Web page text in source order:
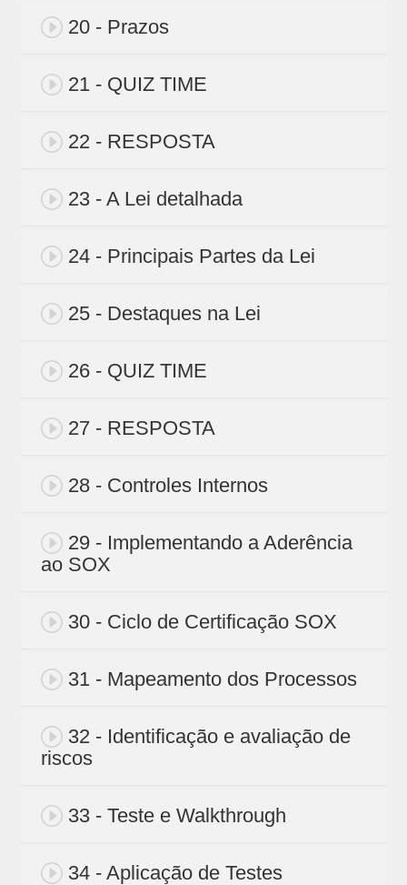
20 - Prazos
21 - QUIZ TIME
22 - RESPOSTA
23 - A Lei detalhada
24 - Principais Partes da Lei
25 - Destaques na Lei
26 - QUIZ TIME
27 - RESPOSTA
28 - Controles Internos
29 - Implementando a Aderência
ao SOX
30 - Ciclo de Certificação SOX
31 - Mapeamento dos Processos
32 - Identificação e avaliação de
riscos
33 - Teste e Walkthrough
34 - Aplicação de Testes